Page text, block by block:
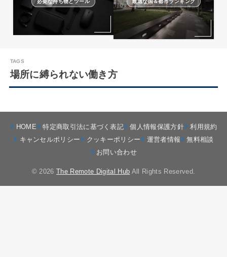
必要な持ち物とツール 最適な国＆都市ランキング
場所に縛られない働き方
HOME 特定商取引法に基づく表記 個人情報保護方針
利用規約
キャンセルポリシー
クッキーポリシー 運営者情報
無料相談
お問い合わせ
© 2026The Remote Digital Hub All Rights Reserved.